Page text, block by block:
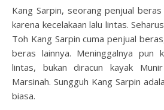
Kang Sarpin, seorang penjual
karena kecelakaan lalu lintas.
Toh Kang Sarpin cuma penjual
beras lainnya. Meninggalnya pun
lintas, bukan diracun kayak
Marsinah. Sungguh Kang Sarpin
biasa.